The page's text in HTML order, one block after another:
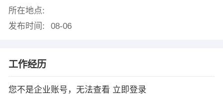
所在地点:
发布时间:
08-06
工作经历
您不是企业账号，无法查看 立即登录